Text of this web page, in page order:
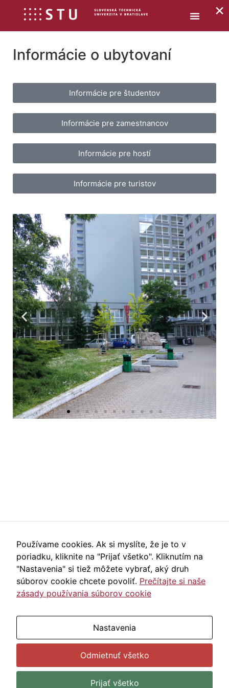
Informácie o ubytovaní
Informácie pre študentov
Informácie pre zamestnancov
Informácie pre hostí
Informácie pre turistov
ÚZ ŠDaJ, Bernolákova 1, 811 07 Bratislava
Zmeniť nastavenia cookies|Vyhlásenie o
prístupnosti
Webdesign & online reklama|WordPress Hosting
×
Používame cookies. Ak si myslíte, že je to v
poriadku, kliknite na "Prijať všetko". Kliknutím na
"Nastavenia" si tiež môžete vybrať, aký druh
súborov cookie chcete povoliť. Prečítajte si naše
zásady používania súborov cookie
Nastavenia
Odmietnuť všetko
Prijať všetko
Nevyhnutné
Tieto súbory
cookie nie sú
voliteľné. Sú
potrebné pre
fungovanie
webovej
stránky.
spôsobu
používania
webovej
stránky.
spokojnosť
Aby naša
vašej návštevy
fungovala čo
najlepšie. Ak